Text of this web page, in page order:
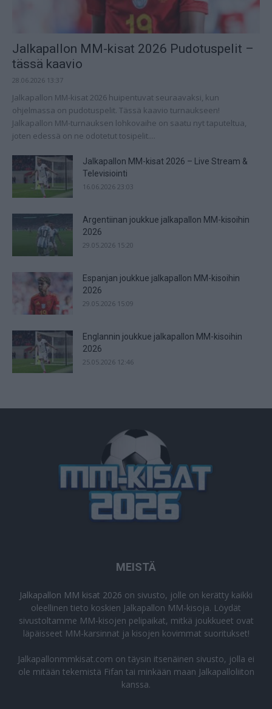
Jalkapallon MM-kisat 2026 Pudotuspelit –
tässä kaavio
28.06.2026 13:37
Jalkapallon MM-kisat 2026 huipentuvat seuraavaksi, kun
ohjelmassa on pudotuspelit. Tässä kaavio turnaukseen!
Jalkapallon MM-turnauksen lohkovaihe on saatu nyt taputeltua,
joten edessä on ne odotetut tosipelit....
Jalkapallon MM-kisat 2026 – Live Stream &
Televisiointi
16.06.2026 23:03
Argentiinan joukkue jalkapallon MM-kisoihin
2026
29.05.2026 15:20
Espanjan joukkue jalkapallon MM-kisoihin
2026
29.05.2026 15:09
Englannin joukkue jalkapallon MM-kisoihin
2026
25.05.2026 12:46
MEISTÄ
Jalkapallon MM kisat 2026 on sivusto, jolle on kerätty kaikki
oleellinen tieto koskien Jalkapallon MM-kisoja. Löydät
sivustoltamme MM-kisojen pelipaikat, mitkä joukkueet ovat
läpäisseet MM-karsinnat ja kisojen kovimmat suoritukset!
Jalkapallonmmkisat.com on täysin itsenäinen sivusto, jolla ei
ole mitään tekemistä Fifan tai minkään maan Jalkapalloliiton
kanssa.